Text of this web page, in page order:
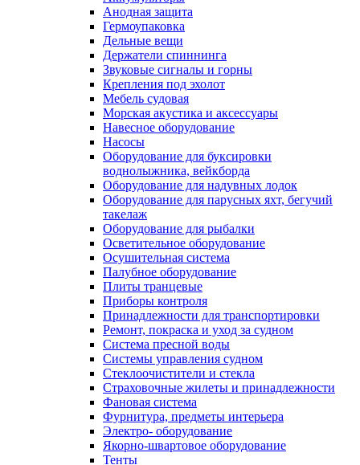
Анодная защита
Гермоупаковка
Дельные вещи
Держатели спиннинга
Звуковые сигналы и горны
Крепления под эхолот
Мебель судовая
Морская акустика и аксессуары
Навесное оборудование
Насосы
Оборудование для буксировки
воднолыжника, вейкборда
Оборудование для надувных лодок
Оборудование для парусных яхт, бегучий
такелаж
Оборудование для рыбалки
Осветительное оборудование
Осушительная система
Палубное оборудование
Плиты транцевые
Приборы контроля
Принадлежности для транспортировки
Ремонт, покраска и уход за судном
Система пресной воды
Системы управления судном
Стеклоочистители и стекла
Страховочные жилеты и принадлежности
Фановая система
Фурнитура, предметы интерьера
Электро- оборудование
Якорно-швартовое оборудование
Тенты